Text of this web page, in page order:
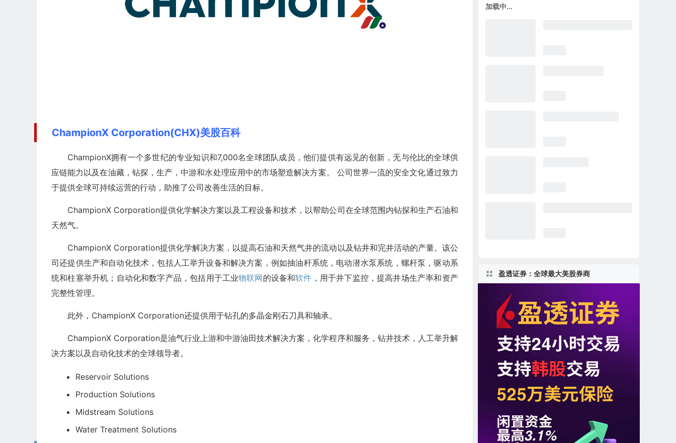
ChampionX Corporation(CHX)美股百科
ChampionX拥有一个多世纪的专业知识和7,000名全球团队成员，他们提供有远见的创新，无与伦比的全球供
应链能力以及在油藏，钻探，生产，中游和水处理应用中的市场塑造解决方案。 公司世界一流的安全文化通过致力
于提供全球可持续运营的行动，助推了公司改善生活的目标。
ChampionX Corporation提供化学解决方案以及工程设备和技术，以帮助公司在全球范围内钻探和生产石油和
天然气。
ChampionX Corporation提供化学解决方案，以提高石油和天然气井的流动以及钻井和完井活动的产量。该公
司还提供生产和自动化技术，包括人工举升设备和解决方案，例如抽油杆系统，电动潜水泵系统，螺杆泵，驱动系
统和柱塞举升机；自动化和数字产品，包括用于工业物联网的设备和软件 ，用于井下监控，提高井场生产率和资产
完整性管理。
此外，ChampionX Corporation还提供用于钻孔的多晶金刚石刀具和轴承。
ChampionX Corporation是油气行业上游和中游油田技术解决方案，化学程序和服务，钻井技术，人工举升解
决方案以及自动化技术的全球领导者。
Reservoir Solutions
Production Solutions
Midstream Solutions
Water Treatment Solutions
加载中...
盈透证券：全球最大美股券商